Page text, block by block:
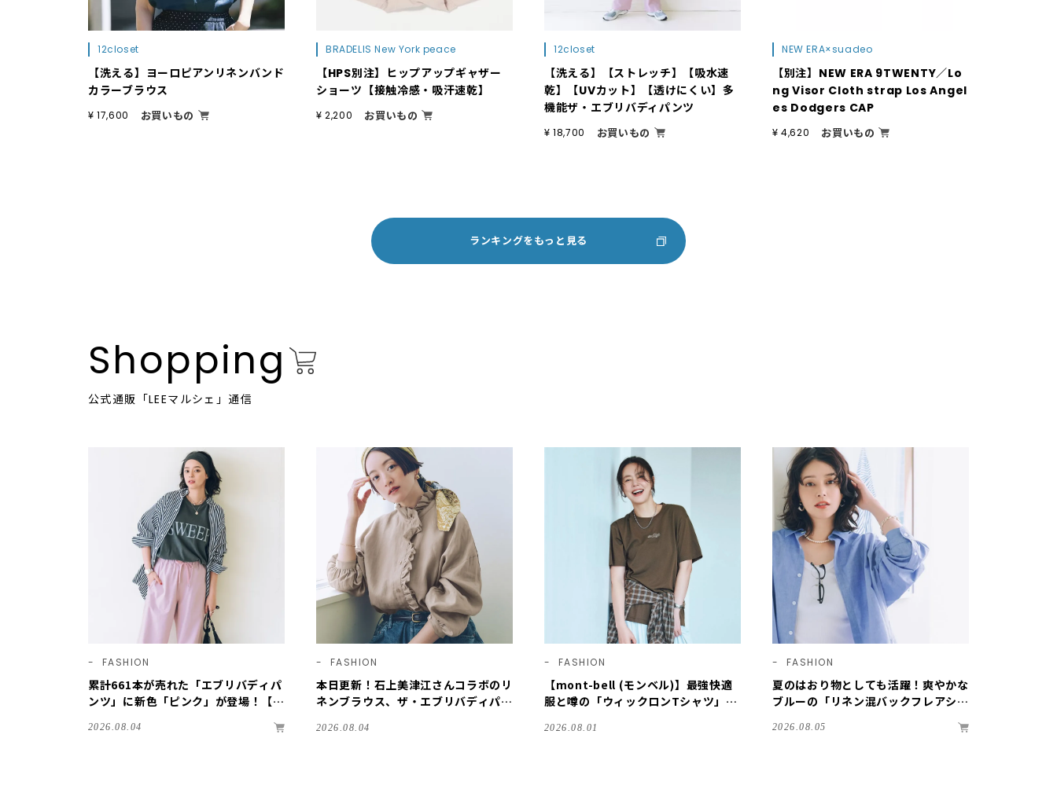
12closet
【洗える】ヨーロピアンリネンバンド
カラーブラウス
¥ 17,600 お買いもの
BRADELIS New York peace
【HPS別注】ヒップアップギャザー
ショーツ【接触冷感・吸汗速乾】
¥ 2,200 お買いもの
12closet
【洗える】【ストレッチ】【吸水速
乾】【UVカット】【透けにくい】多
機能ザ・エブリバディパンツ
¥ 18,700 お買いもの
NEW ERA×suadeo
【別注】NEW ERA 9TWENTY／Lo
ng Visor Cloth strap Los Angel
es Dodgers CAP
¥ 4,620 お買いもの
ランキングをもっと見る
Shopping
公式通販「LEEマルシェ」通信
FASHION
累計661本が売れた「エブリバディパ
ンツ」に新色「ピンク」が登場！【1
2026.08.04
FASHION
本日更新！石上美津江さんコラボのリ
ネンブラウス、ザ・エブリバディパン
TSの別注バッグもおしゃれにお役立
2026.08.04
FASHION
【mont-bell (モンベル)】最強快適
服と噂の「ウィックロンTシャツ」、
す！ #LEEマルシェ
2026.08.01
FASHION
夏のはおり物としても活躍！爽やかな
ブルーの「リネン混バックフレアシャ
2026.08.05